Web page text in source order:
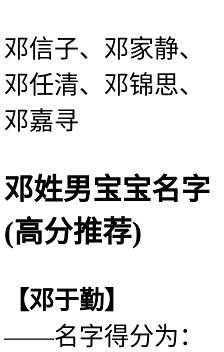
邓信子、邓家静、
邓任清、邓锦思、
邓嘉寻
邓姓男宝宝名字
(高分推荐)
【邓于勤】
——名字得分为：